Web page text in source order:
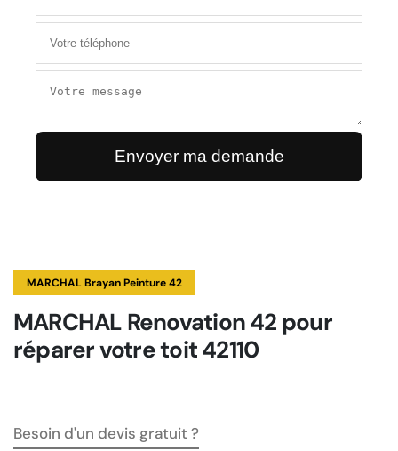
MARCHAL Brayan Peinture 42
MARCHAL Renovation 42 pour
réparer votre toit 42110
Besoin d'un devis gratuit ?